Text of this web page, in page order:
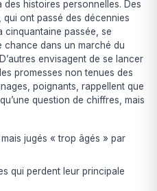
histoires personnelles. Des
ont passé des décennies
cinquantaine passée, se
chance dans un marché du
envisagent de se lancer
promesses non tenues des
poignants, rappellent que
question de chiffres, mais
jugés « trop âgés » par
qui perdent leur principale